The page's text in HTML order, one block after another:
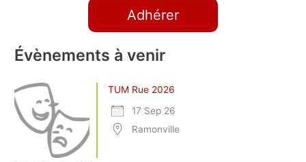
Adhérer
Évènements à venir
TUM Rue 2026
17 Sep 26
Ramonville